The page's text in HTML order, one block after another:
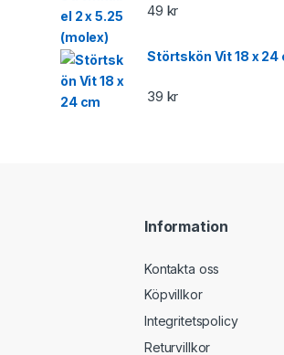
49 kr
Störtskön Vit 18 x 24
39 kr
Information
Kontakta oss
Köpvillkor
Integritetspolicy
Returvillkor